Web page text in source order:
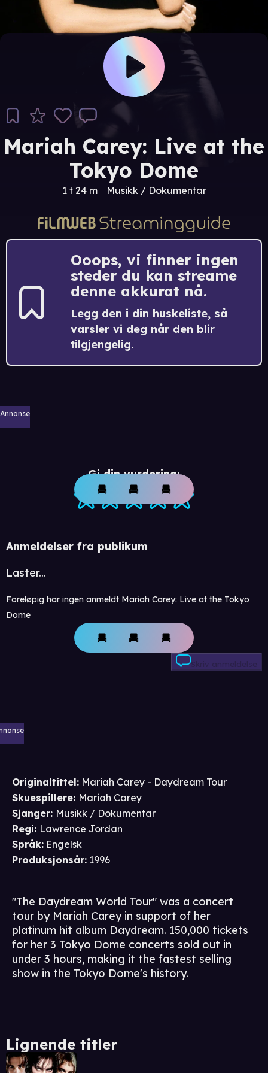
Mariah Carey: Live at the
Tokyo Dome
1 t 24 m Musikk / Dokumentar
Ooops, vi finner ingen
steder du kan streame
denne akkurat nå.
Legg den i din huskeliste, så
varsler vi deg når den blir
tilgjengelig.
Annonse
Gi din vurdering:
Anmeldelser fra publikum
Laster...
Foreløpig har ingen anmeldt Mariah Carey: Live at the Tokyo
Dome
Skriv anmeldelse
Originaltittel: Mariah Carey - Daydream Tour
Skuespillere: Mariah Carey
Sjanger: Musikk / Dokumentar
Regi: Lawrence Jordan
Språk: Engelsk
Produksjonsår: 1996
"The Daydream World Tour" was a concert
tour by Mariah Carey in support of her
platinum hit album Daydream. 150,000 tickets
for her 3 Tokyo Dome concerts sold out in
under 3 hours, making it the fastest selling
show in the Tokyo Dome's history.
Lignende titler